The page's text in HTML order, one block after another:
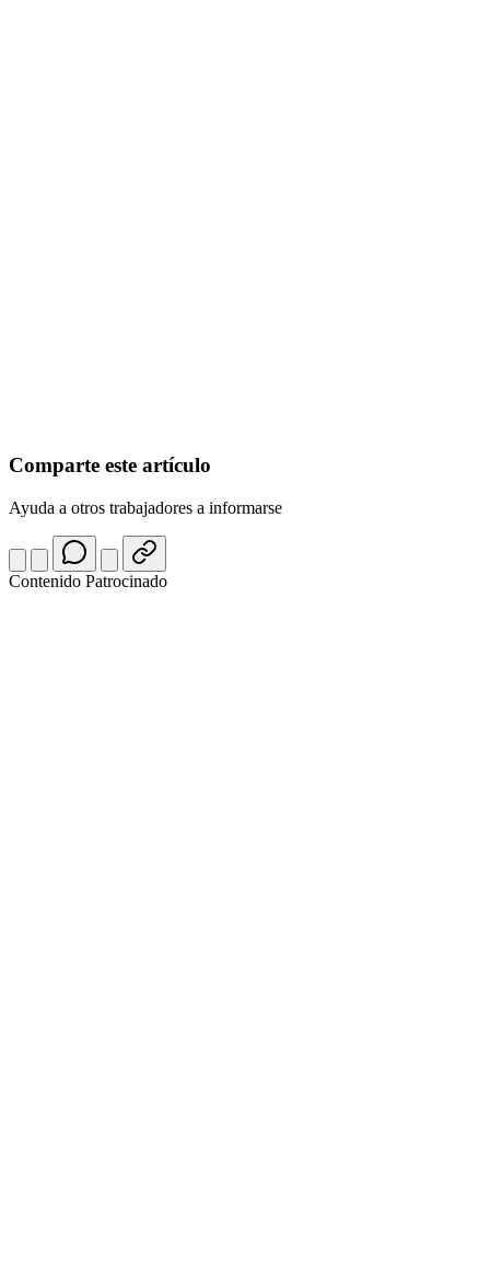
Comparte este artículo
Ayuda a otros trabajadores a informarse
Contenido Patrocinado